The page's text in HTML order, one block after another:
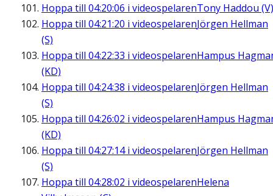
Hoppa till 04:20:06 i videospelarenTony Haddou (V)
Hoppa till 04:21:20 i videospelarenJörgen Hellman
(S)
Hoppa till 04:22:33 i videospelarenHampus
(KD)
Hoppa till 04:24:38 i videospelarenJörgen Hellman
(S)
Hoppa till 04:26:02 i videospelarenHampus
(KD)
Hoppa till 04:27:14i videospelarenJörgen Hellman
(S)
Hoppa till 04:28:02 i videospelarenHelena